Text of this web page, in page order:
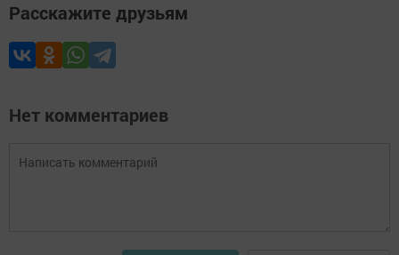
Расскажите друзьям
Нет комментариев